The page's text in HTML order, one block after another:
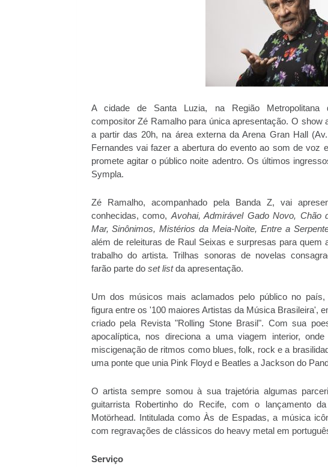
A cidade de Santa Luzia, na Região
compositor Zé Ramalho para única apresentação. O show
a partir das 20h, na área externa da Arena Gran Hall
Fernandes vai fazer a abertura do evento ao som de voz
promete agitar o público noite adentro. Os últimos
Sympla.
Zé Ramalho, acompanhado pela Banda Z, vai
conhecidas, como, Avohai, Admirável Gado Novo, Chão
Mar, Sinônimos, Mistérios da Meia-Noite, Entre a
além de releituras de Raul Seixas e surpresas para quem
trabalho do artista. Trilhas sonoras de novelas
farão parte do set listda apresentação.
Um dos músicos mais aclamados pelo público no país,
figura entre os '100 maiores Artistas da Música Brasileira',
criado pela Revista "Rolling Stone Brasil". Com sua
apocalíptica, nos direciona a uma viagem interior,
miscigenação de ritmos como blues, folk, rock e a
uma ponte que unia Pink Floyd e Beatles a Jackson do
O artista sempre somou à sua trajetória algumas
guitarrista Robertinho do Recife, com o lançamento
Motörhead. Intitulada como Às de Espadas, a música
com regravações de clássicos do heavy metal em
Serviço